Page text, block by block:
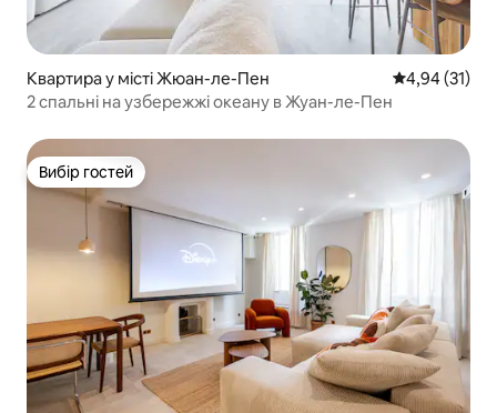
Квартира у місті Жюан-ле-Пен Середня
4,94 (31)
2 спальні на узбережжі океану в Жуан-ле-Пен
Вибір гостей
Вибір гостей